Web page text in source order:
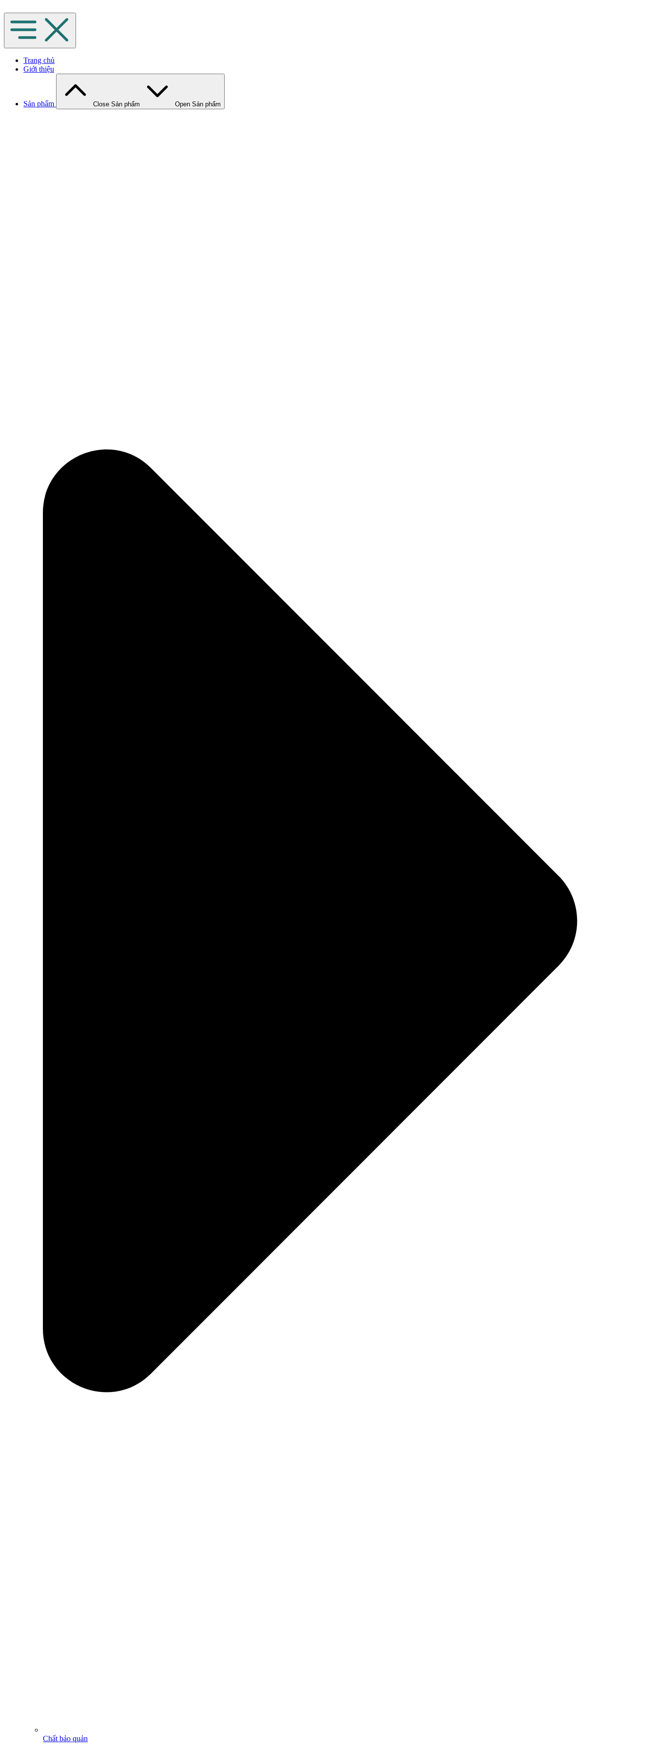
đến
nội
dung
Trang chủ
Giới thiệu
Sản phẩm Close Sản phẩm Open Sản phẩm
Chất bảo quản